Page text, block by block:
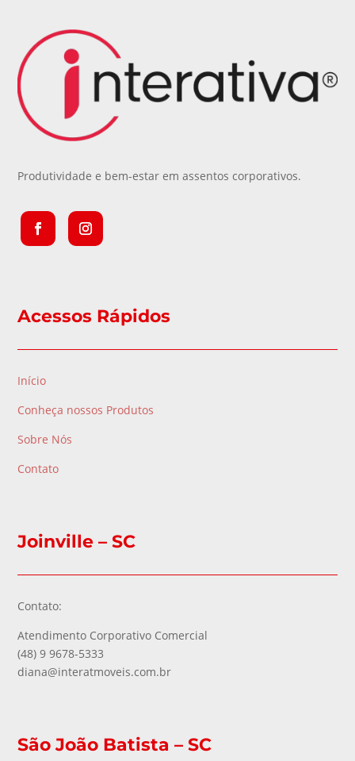
Produtividade e bem-estar em assentos corporativos.
Acessos Rápidos
Início
Conheça nossos Produtos
Sobre Nós
Contato
Joinville – SC
Contato:
Atendimento Corporativo Comercial
(48) 9 9678-5333
diana@interatmoveis.com.br
São João Batista – SC